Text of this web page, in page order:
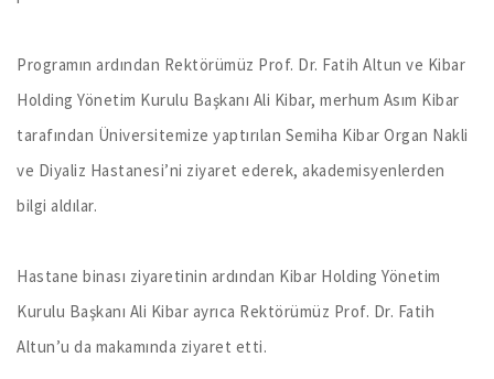
Programın ardından Rektörümüz Prof. Dr. Fatih Altun ve Kibar
Holding Yönetim Kurulu Başkanı Ali Kibar, merhum Asım Kibar
tarafından Üniversitemize yaptırılan Semiha Kibar Organ Nakli
ve Diyaliz Hastanesi’ni ziyaret ederek, akademisyenlerden
bilgi aldılar.
Hastane binası ziyaretinin ardından Kibar Holding Yönetim
Kurulu Başkanı Ali Kibar ayrıca Rektörümüz Prof. Dr. Fatih
Altun’u da makamında ziyaret etti.